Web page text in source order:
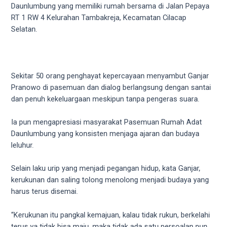
several
different
formats.
video
you
upload
processed
working
You
Daunlumbung yang memiliki rumah bersama di Jalan Pepaya
RT 1 RW 4 Kelurahan Tambakreja, Kecamatan Cilacap
Selatan.
Sekitar 50 orang penghayat kepercayaan menyambut Ganjar
Pranowo di pasemuan dan dialog berlangsung dengan santai
dan penuh kekeluargaan meskipun tanpa pengeras suara.
Ia pun mengapresiasi masyarakat Pasemuan Rumah Adat
Daunlumbung yang konsisten menjaga ajaran dan budaya
leluhur.
Selain laku urip yang menjadi pegangan hidup, kata Ganjar,
kerukunan dan saling tolong menolong menjadi budaya yang
harus terus disemai.
“Kerukunan itu pangkal kemajuan, kalau tidak rukun, berkelahi